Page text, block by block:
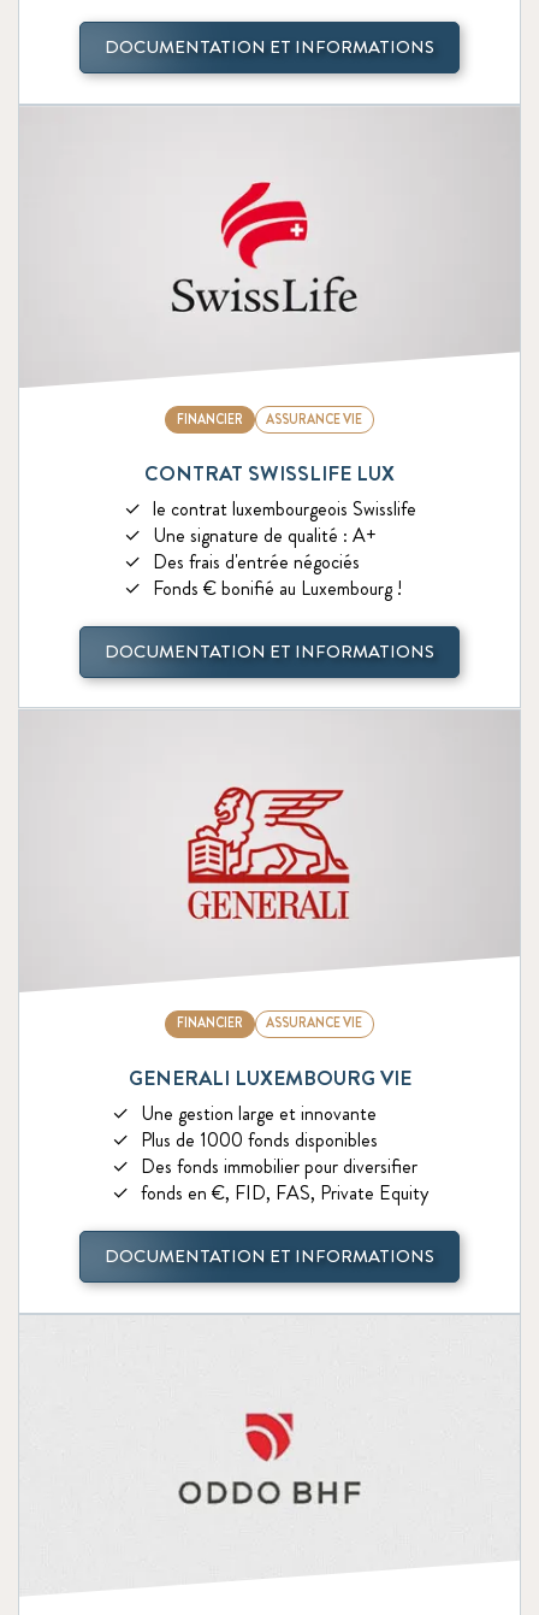
DOCUMENTATION ET INFORMATIONS
FINANCIER ASSURANCE VIE
CONTRAT SWISSLIFE LUX
le contrat luxembourgeois Swisslife
Une signature de qualité : A+
Des frais d'entrée négociés
Fonds € bonifié au Luxembourg !
DOCUMENTATION ET INFORMATIONS
ASSURANCE VIE
FINANCIER
GENERALI LUXEMBOURG VIE
Une gestion large et innovante
Plus de 1000 fonds disponibles
Des fonds immobilier pour diversifier
fonds en €, FID, FAS, Private Equity
DOCUMENTATION ET INFORMATIONS